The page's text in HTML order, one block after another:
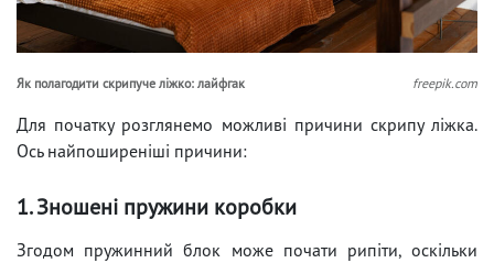
Як полагодити скрипуче ліжко: лайфгак freepik.com
Для початку розглянемо можливі причини скрипу ліжка.
Ось найпоширеніші причини:
1. Зношені пружини коробки
Згодом пружинний блок може почати рипіти, оскільки